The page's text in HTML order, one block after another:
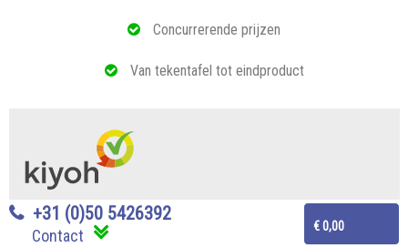
Concurrerende prijzen
Van tekentafel tot eindproduct
€ 0,00
+31 (0)50 5426392
Contact